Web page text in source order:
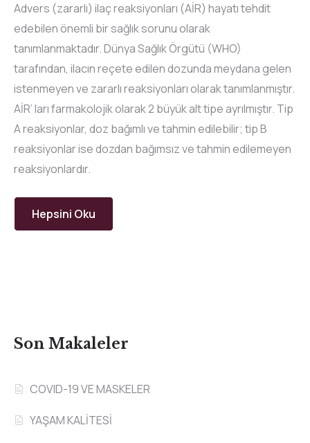
Advers (zararlı) ilaç reaksiyonları (AİR) hayatı tehdit
edebilen önemli bir sağlık sorunu olarak
tanımlanmaktadır. Dünya Sağlık Örgütü (WHO)
tarafından, ilacın reçete edilen dozunda meydana gelen
istenmeyen ve zararlı reaksiyonları olarak tanımlanmıştır.
AİR’ ları farmakolojik olarak 2 büyük alt tipe ayrılmıştır. Tip
A reaksiyonlar, doz bağımlı ve tahmin edilebilir; tip B
reaksiyonlar ise dozdan bağımsız ve tahmin edilemeyen
reaksiyonlardır.
Hepsini Oku
Son Makaleler
COVID-19 VE MASKELER
YAŞAM KALİTESİ